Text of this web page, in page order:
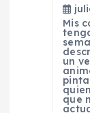
Mis
un
que